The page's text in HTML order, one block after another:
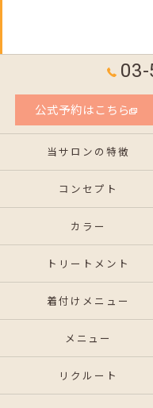
公式予約はこちら
当サロンの特徴
コンセプト
カラー
トリートメント
着付けメニュー
メニュー
リクルート